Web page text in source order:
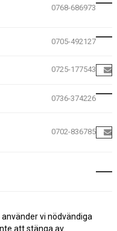
0768-686973
0705-492127
0725-177543
0736-374226
0702-836785
vi nödvändiga
att stänga av.